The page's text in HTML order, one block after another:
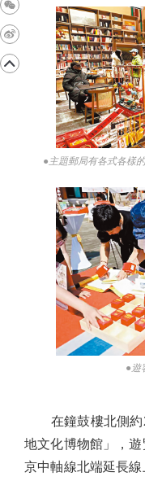
●主題郵局有各式各樣
●遊
在鐘鼓樓北側約
地文化博物館」，
京中軸線北端延長